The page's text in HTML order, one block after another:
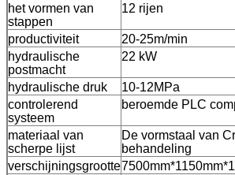
het vormen van
stappen
12 rijen
productiviteit
20-25m/min
hydraulische
postmacht
22 kW
hydraulische druk
10-12MPa
controlerend
systeem
beroemde PLC
materiaal van
scherpe lijst
De vormstaal van
behandeling
verschijningsgrootte